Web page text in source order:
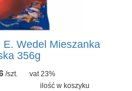
Wedel Mieszanka
356g
/szt.
vat 23%
ilość w koszyku